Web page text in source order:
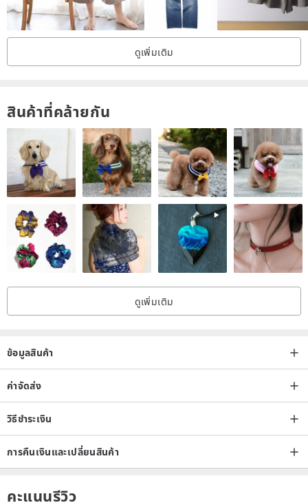
<Product details description>
‧Double live pleats on the front waist
‧Double hip pockets
‧Two straight buckles on the waist
<Product horizontal size>
Waist: 65cm
Hips: 92cm
Thigh circumference: 63cm
Pants opening width: 26cm
Hips: 97cm
Thigh circumference: 67cm
Pants opening width: 28cm
Pants length: 107cm
L
Waist: 76cm
Thigh circumference: 71cm
ดูเพิ่มเติม
สินค้าที่คล้ายกัน
ดูเพิ่มเติม
ข้อมูลสินค้า
ค่าจัดส่ง
วิธีชำระเงิน
การคืนเงินและเปลี่ยนสินค้า
คะแนนรีวิว